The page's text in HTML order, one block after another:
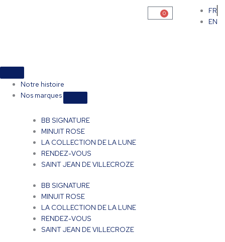
0
Panier
FR
EN
Notre histoire
Nos marques
BB SIGNATURE
MINUIT ROSE
LA COLLECTION DE LA LUNE
RENDEZ-VOUS
SAINT JEAN DE VILLECROZE
BB SIGNATURE
MINUIT ROSE
LA COLLECTION DE LA LUNE
RENDEZ-VOUS
SAINT JEAN DE VILLECROZE